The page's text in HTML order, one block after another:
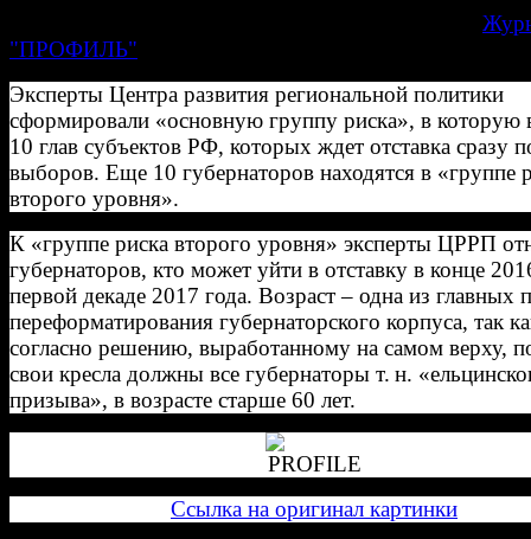
"ПРОФИЛЬ"
Эксперты Центра развития региональной политики
сформировали «основную группу риска», в которую
10 глав субъектов РФ, которых ждет отставка сразу
выборов. Еще 10 губернаторов находятся в «группе
второго уровня».
К «группе риска второго уровня» эксперты ЦРРП
губернаторов, кто может уйти в отставку в конце
первой декаде 2017 года. Возраст – одна из главных
переформатирования губернаторского корпуса, так
согласно решению, выработанному на самом верху,
свои кресла должны все губернаторы т. н.
призыва», в возрасте старше 60 лет.
Ссылка на оригинал картинки